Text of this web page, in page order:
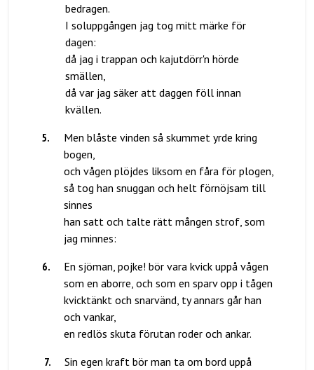
bedragen.
I soluppgången jag tog mitt märke för
dagen:
då jag i trappan och kajutdörr'n hörde
smällen,
då var jag säker att daggen föll innan
5.
Men blåste vinden så skummet yrde kring
bogen,
och vågen plöjdes liksom en fåra för plogen,
så tog han snuggan och helt förnöjsam till
sinnes
han satt och talte rätt mången strof, som
6.
En sjöman, pojke! bör vara kvick uppå vågen
som en aborre, och som en sparv opp i tågen
kvicktänkt och snarvänd, ty annars går han
och vankar,
7.
Sin egen kraft bör man ta om bord uppå